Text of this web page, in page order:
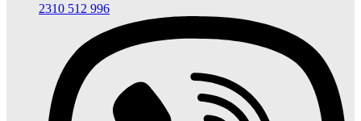
2310 512 996